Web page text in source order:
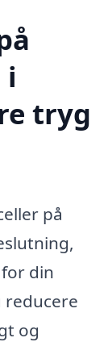
i
tryg
på
din
reducere
og